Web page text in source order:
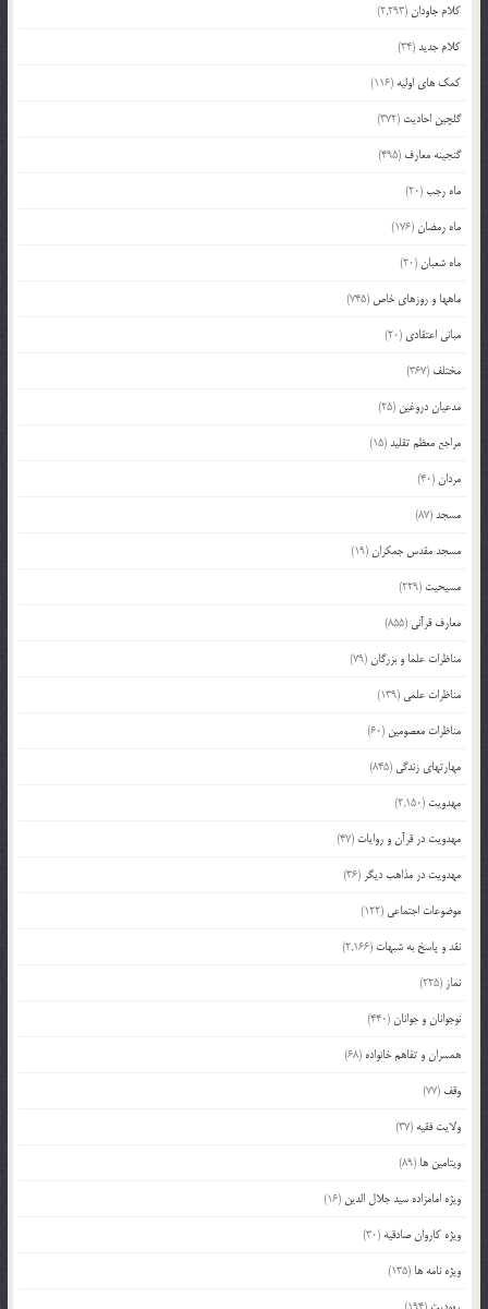
کلام جاودان(2,293)
کلام جدید(34)
کمک های اولیه (116)
گلچین احادیث (372)
گنجینه معارف (495)
ماه رجب(20)
ماه رمضان(176)
ماه شعبان(20)
ماهها و روزهای خاص (745)
مبانی اعتقادی (20)
مختلف (367)
مدعیان دروغین (25)
مراجع معظم تقلید(15)
مردان(40)
مسجد(87)
مسجد مقدس جمکران(19)
مسیحیت (229)
معارف قرآنی (855)
مناظرات علما و بزرگان(79)
مناظرات علمی (139)
مناظرات معصومین (60)
مهارتهای زندگی (845)
مهدویت (2,150)
مهدویت در قرآن و روایات (47)
مهدویت در مذاهب دیگر (36)
موضوعات اجتماعی (122)
نقد و پاسخ به شبهات (2,166)
نماز (225)
نوجوانان و جوانان(440)
همسران و تفاهم خانواده (68)
وقف (77)
ولایت فقیه (37)
ویتامین ها (89)
ویژه امامزاده سید جلال الدین (16)
ویژه کاروان صادقیه (30)
ویژه نامه ها (135)